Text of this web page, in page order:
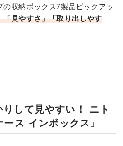
収納ボックス7製品ピックアッ
見やすさ」「取り出しやす
して見やすい！ ニト
ス インボックス」